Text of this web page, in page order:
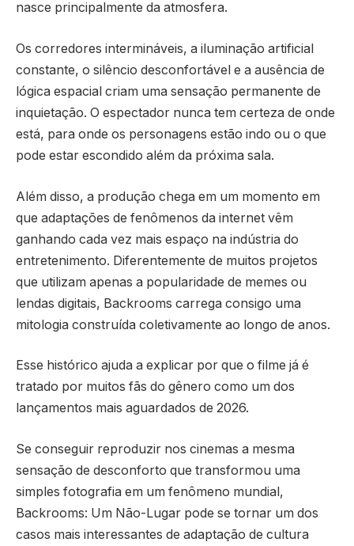
nasce principalmente da atmosfera.
Os corredores intermináveis, a iluminação artificial
constante, o silêncio desconfortável e a ausência de
lógica espacial criam uma sensação permanente de
inquietação. O espectador nunca tem certeza de onde
está, para onde os personagens estão indo ou o que
pode estar escondido além da próxima sala.
Além disso, a produção chega em um momento em
que adaptações de fenômenos da internet vêm
ganhando cada vez mais espaço na indústria do
entretenimento. Diferentemente de muitos projetos
que utilizam apenas a popularidade de memes ou
lendas digitais, Backrooms carrega consigo uma
mitologia construída coletivamente ao longo de anos.
Esse histórico ajuda a explicar por que o filme já é
tratado por muitos fãs do gênero como um dos
lançamentos mais aguardados de 2026.
Se conseguir reproduzir nos cinemas a mesma
sensação de desconforto que transformou uma
simples fotografia em um fenômeno mundial,
Backrooms: Um Não-Lugar pode se tornar um dos
casos mais interessantes de adaptação de cultura